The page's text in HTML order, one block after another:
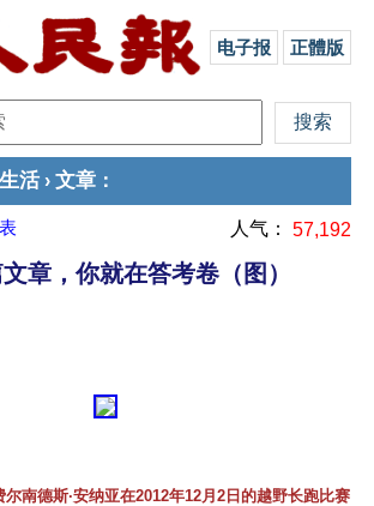
电子报 正體版
生活 › 文章 ：
人气： 57,192
章，你就在答考卷（图）
尔南德斯·安纳亚在2012年12月2日的越野长跑比赛